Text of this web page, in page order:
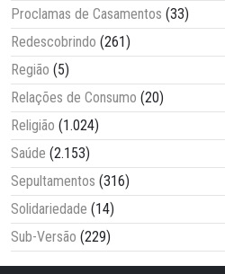
Proclamas de Casamentos (33)
Redescobrindo (261)
Região (5)
Relações de Consumo (20)
Religião (1.024)
Saúde (2.153)
Sepultamentos (316)
Solidariedade (14)
Sub-Versão (229)